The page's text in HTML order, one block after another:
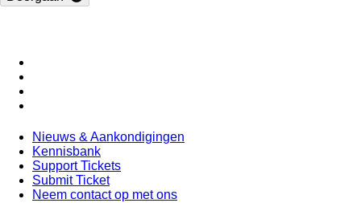
Nieuws & Aankondigingen
Kennisbank
Support Tickets
Submit Ticket
Neem contact op met ons